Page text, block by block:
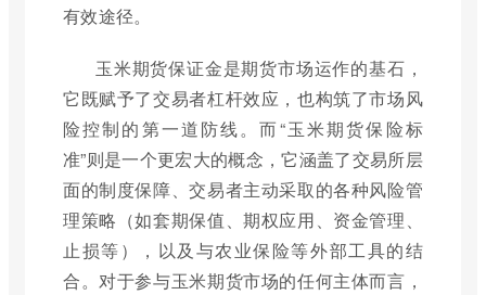
有效途径。
玉米期货保证金是期货市场运作的基石，
它既赋予了交易者杠杆效应，也构筑了市场风
险控制的第一道防线。而“玉米期货保险标
准”则是一个更宏大的概念，它涵盖了交易所层
面的制度保障、交易者主动采取的各种风险管
理策略（如套期保值、期权应用、资金管理、
止损等），以及与农业保险等外部工具的结
合。对于参与玉米期货市场的任何主体而言，